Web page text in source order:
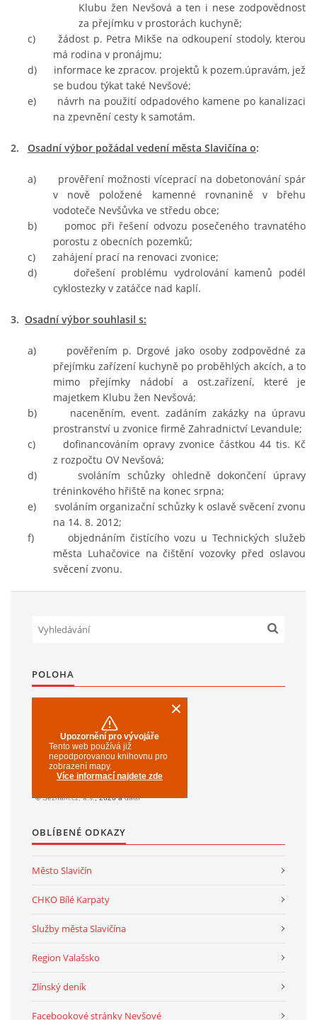
© 2026 eStránky.cz |Aktualizováno: 20. 7. 2026|Nahoru ↑
Klubu žen Nevšová a ten i nese zodpovědnost
za přejímku v prostorách kuchyně;
c) žádost p. Petra Mikše na odkoupení stodoly, kterou
má rodina v pronájmu;
d) informace ke zpracov. projektů k pozem.úpravám, jež
se budou týkat také Nevšové;
e) návrh na použití odpadového kamene po kanalizaci
na zpevnění cesty k samotám.
2. Osadní výbor požádal vedení města Slavičína o:
a) prověření možnosti víceprací na dobetonování spár
v nově položené kamenné rovnanině v břehu
vodoteče Nevšůvka ve středu obce;
b) pomoc při řešení odvozu posečeného travnatého
porostu z obecních pozemků;
c) zahájení prací na renovaci zvonice;
d) dořešení problému vydrolování kamenů podél
cyklostezky v zatáčce nad kaplí.
3. Osadní výbor souhlasil s:
a) pověřením p. Drgové jako osoby zodpovědné za
přejímku zařízení kuchyně po proběhlých akcích, a to
mimo přejímky nádobí a ost.zařízení, které je
majetkem Klubu žen Nevšová;
b) naceněním, event. zadáním zakázky na úpravu
prostranství u zvonice firmě Zahradnictví Levandule;
c) dofinancováním opravy zvonice částkou 44 tis. Kč
z rozpočtu OV Nevšová;
d) svoláním schůzky ohledně dokončení úpravy
tréninkového hřiště na konec srpna;
e) svoláním organizační schůzky k oslavě svěcení zvonu
na 14. 8. 2012;
f) objednáním čistícího vozu u Technických služeb
města Luhačovice na čištění vozovky před oslavou
svěcení zvonu.
POLOHA
OBLÍBENÉ ODKAZY
Město Slavičín
CHKO Bílé Karpaty
Služby města Slavičína
Region Valašsko
Zlínský deník
Facebookové stránky Nevšové